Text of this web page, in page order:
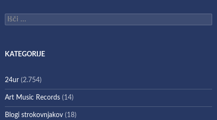
Išči:
KATEGORIJE
24ur (2.754)
Art Music Records (14)
Blogi strokovnjakov (18)